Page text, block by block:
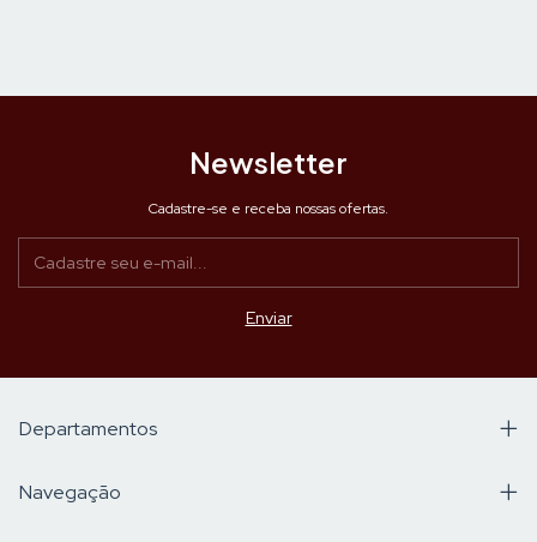
Newsletter
Cadastre-se e receba nossas ofertas.
Departamentos
Navegação